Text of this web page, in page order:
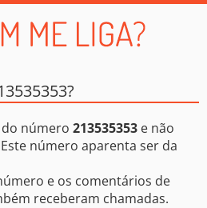
do número 213535353 e não
número aparenta ser da
e os comentários de
receberam chamadas.